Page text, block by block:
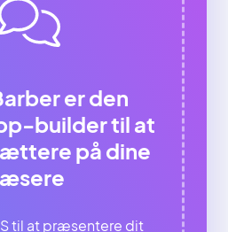
er den
builder til at
på dine
til at præsentere dit